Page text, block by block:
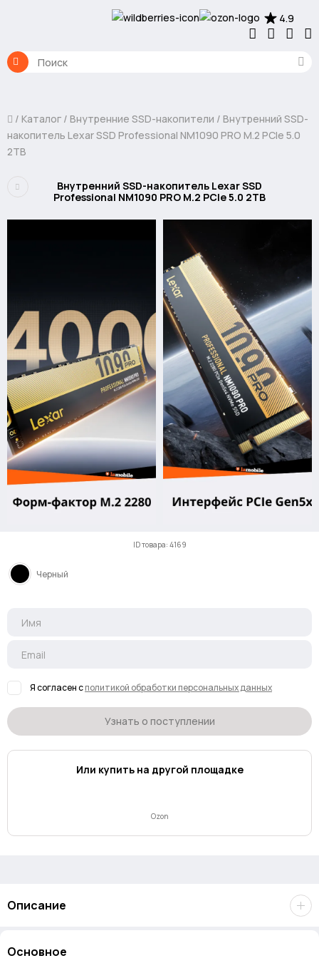
4.9
Каталог Внутренние SSD-накопители
Внутренний SSD-
накопитель Lexar SSD Professional NM1090 PRO M.2 PCIe 5.0
2TB
Внутренний SSD-накопитель Lexar SSD
Professional NM1090 PRO M.2 PCIe 5.0 2TB
ID товара: 4169
Черный
Я согласен сполитикой обработки персональных данных
Узнать о поступлении
Или купить на другой площадке
Ozon
Описание
Lexar NM1090 Pro M.2 PCIe Gen 5.0 2TB – флагманский SSD для
Основное